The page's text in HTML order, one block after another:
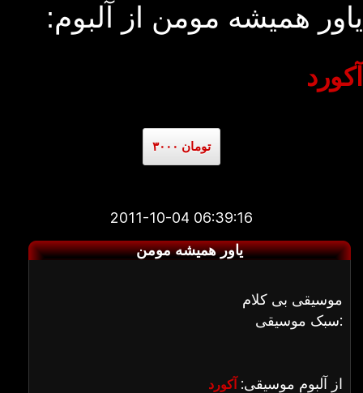
یاور همیشه مومن از آلبوم:
آکورد
۳۰۰۰ تومان
2011-10-04 06:39:16
یاور همیشه مومن
موسیقی بی کلام
سبک موسیقی:
از آلبوم موسیقی: آکورد